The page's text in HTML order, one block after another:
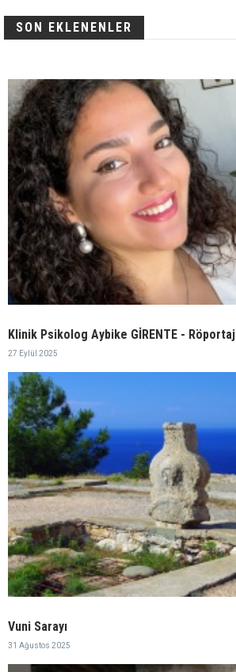
SON EKLENENLER
Klinik Psikolog Aybike GİRENTE - Röportaj
27 Eylül 2025
Vuni Sarayı
31 Ağustos 2025